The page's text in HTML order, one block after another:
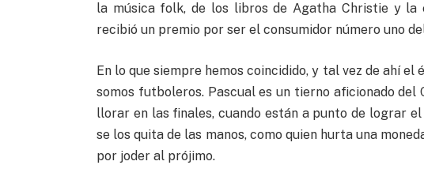
la música folk, de los libros de Agatha Christie y la
recibió un premio por ser el consumidor número uno
En lo que siempre hemos coincidido, y tal vez de ahí el
somos futboleros. Pascual es un tierno aficionado del
llorar en las finales, cuando están a punto de lograr
se los quita de las manos, como quien hurta una
por joder al prójimo.